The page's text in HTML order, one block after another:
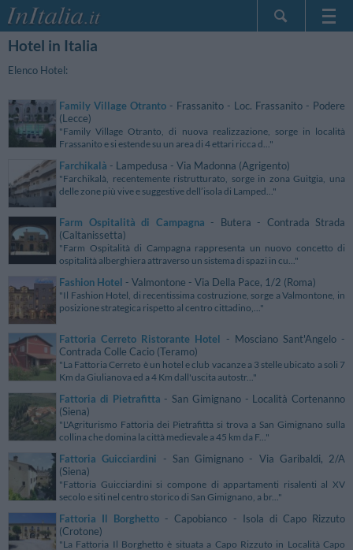
Hotel in Italia
Elenco Hotel:
Family Village Otranto - Frassanito - Loc. Frassanito - Podere
(Lecce)
"Family Village Otranto, di nuova realizzazione, sorge in località
Frassanito e si estende su un area di 4 ettari ricca d..."
Farchikalà - Lampedusa - Via Madonna (Agrigento)
"Farchikalà, recentemente ristrutturato, sorge in zona Guitgia, una
delle zone più vive e suggestive dell’isola di Lamped..."
Farm Ospitalità di Campagna - Butera - Contrada Strada
(Caltanissetta)
"Farm Ospitalità di Campagna rappresenta un nuovo concetto di
ospitalità alberghiera attraverso un sistema di spazi in cu..."
Fashion Hotel - Valmontone - Via Della Pace, 1/2 (Roma)
"Il Fashion Hotel, di recentissima costruzione, sorge a Valmontone, in
posizione strategica rispetto al centro cittadino,..."
Fattoria Cerreto Ristorante Hotel - Mosciano Sant'Angelo -
Contrada Colle Cacio (Teramo)
"La Fattoria Cerreto è un hotel e club vacanze a 3 stelle ubicato a soli 7
Km da Giulianova ed a 4 Km dall'uscita autostr..."
Fattoria di Pietrafitta - San Gimignano - Località Cortenanno
(Siena)
"L'Agriturismo Fattoria dei Pietrafitta si trova a San Gimignano sulla
collina che domina la città medievale a 45 km da F..."
Fattoria Guicciardini - San Gimignano - Via Garibaldi, 2/A
(Siena)
"Fattoria Guicciardini si compone di appartamenti risalenti al XV
secolo e siti nel centro storico di San Gimignano, a br..."
Fattoria Il Borghetto - Capobianco - Isola di Capo Rizzuto
(Crotone)
"La Fattoria Il Borghetto è situata a Capo Rizzuto in Località Capo